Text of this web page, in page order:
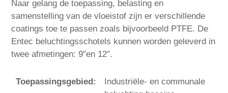
Naar gelang de toepassing, belasting en
samenstelling van de vloeistof zijn er verschillende
coatings toe te passen zoals bijvoorbeeld PTFE. De
Entec beluchtingsschotels kunnen worden geleverd in
twee afmetingen: 9″en 12″.
Toepassingsgebied:
Industriële- en communale